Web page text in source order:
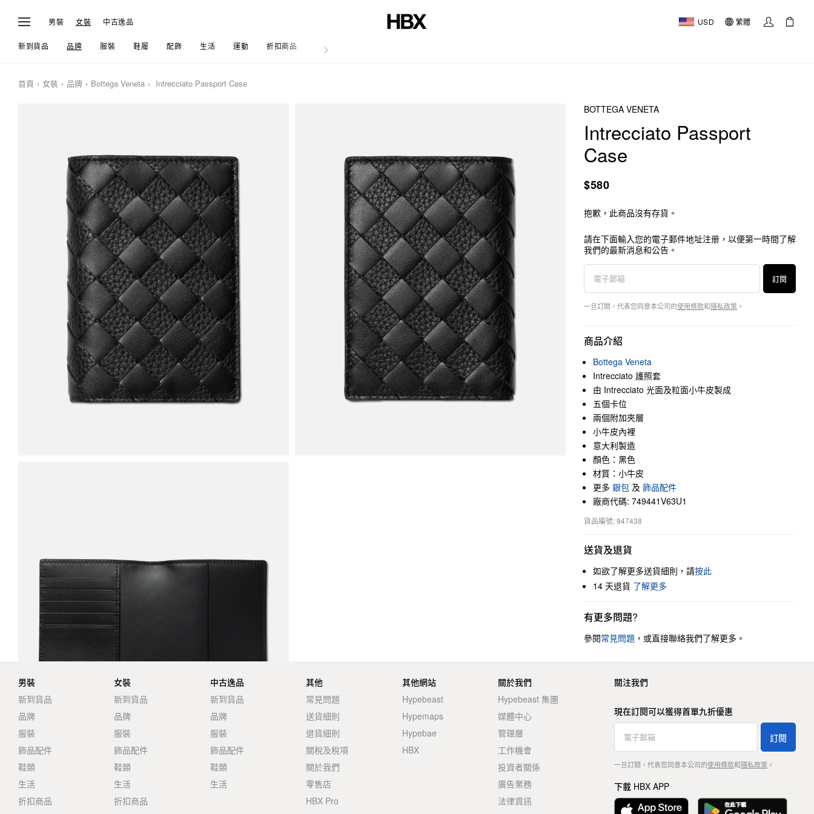
男裝 女裝 中古逸品 USD 繁體
新到貨品 品牌 服裝 鞋履 配飾 生活 運動 折扣商品 文章
首頁 女裝 品牌 Bottega Veneta Intrecciato Passport Case
BOTTEGA VENETA
Intrecciato Passport
Case
$580
抱歉，此商品沒有存貨。
請在下面輸入您的電子郵件地址注册，以便第一時間了解
我們的最新消息和公告。
訂閱
一旦訂閱，代表您同意本公司的使用條款和隱私政策 。
商品介紹
Bottega Veneta
Intrecciato 護照套
由 Intrecciato 光面及粒面小牛皮製成
五個卡位
兩個附加夾層
小牛皮內裡
意大利製造
顏色：黑色
材質：小牛皮
更多 銀包 及 飾品配件
廠商代碼: 749441V63U1
貨品編號: 947438
送貨及退貨
如欲了解更多送貨細則，請按此
14 天退貨 了解更多
有更多問題?
參閱常見問題 ，或直接聯絡我們了解更多。
男裝
新到貨品
品牌
服裝
飾品配件
鞋類
生活
折扣商品
女裝
新到貨品
品牌
服裝
飾品配件
鞋類
生活
折扣商品
中古逸品
新到貨品
品牌
服裝
飾品配件
鞋類
生活
其他
常見問題
送貨細則
退貨細則
關稅及稅項
關於我們
零售店
HBX Pro
其他網站
Hypebeast
Hypemaps
Hypebae
HBX
關於我們
Hypebeast 集團
媒體中心
管理層
工作機會
投資者關係
廣告業務
法律資訊
關注我們
現在訂閱可以獲得首單九折優惠
訂閱
一旦訂閱，代表您同意本公司的使用條款和隱私政策。
下載 HBX APP